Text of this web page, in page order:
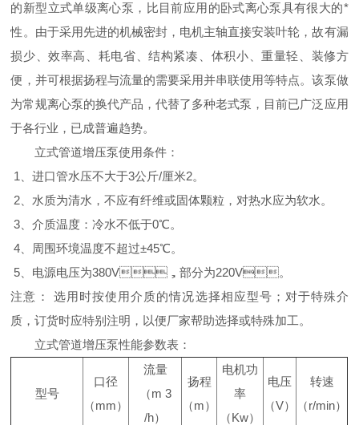
的新型立式单级离心泵，比目前应用的卧式离心泵具有很大的*
性。由于采用先进的机械密封，电机主轴直接安装叶轮，故有漏
损少、效率高、耗电省、结构紧凑、体积小、重量轻、装修方
便，并可根据扬程与流量的需要采用并串联使用等特点。该泵做
为常规离心泵的换代产品，代替了多种老式泵，目前已广泛应用
于各行业，已成普遍趋势。
立式管道增压泵使用条件：
1、进口管水压不大于3公斤/厘米2。
2、水质为清水，不应有纤维或固体颗粒，对热水应为软水。
3、介质温度：冷水不低于0℃。
4、周围环境温度不超过±45℃。
5、电源电压为380V，部分为220V。
注意： 选用时按使用介质的情况选择相应型号；对于特殊介
质，订货时应特别注明，以便厂家帮助选择或特殊加工。
立式管道增压泵性能参数表：
型号
口径
（mm）
流量
（m 3
/h）
扬程
（m）
电机功
率
（Kw）
电压
（V）
转速
（r/min）